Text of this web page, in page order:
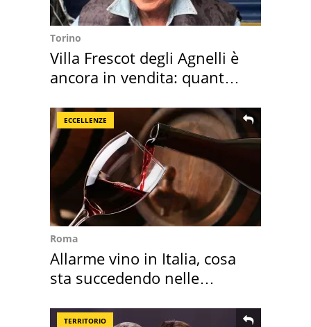
Torino
Villa Frescot degli Agnelli è
ancora in vendita: quanto
ECCELLENZE
Roma
Allarme vino in Italia, cosa
sta succedendo nelle
TERRITORIO